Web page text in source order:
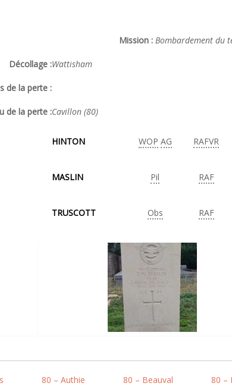
Mission : Bombardement du
Décollage :Wattisham
de la perte :
de la perte :Cavillon (80)
HINTON WOP AG RAFVR
MASLIN Pil RAF
TRUSCOTT Obs RAF
80 – Authie 80 – Beauval 80 –